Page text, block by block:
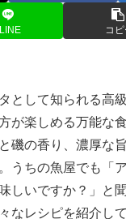
LINE コピ
として知られる高
が楽しめる万能な
磯の香り、濃厚な
うちの魚屋でも「
しいですか？」と
なレシピを紹介し